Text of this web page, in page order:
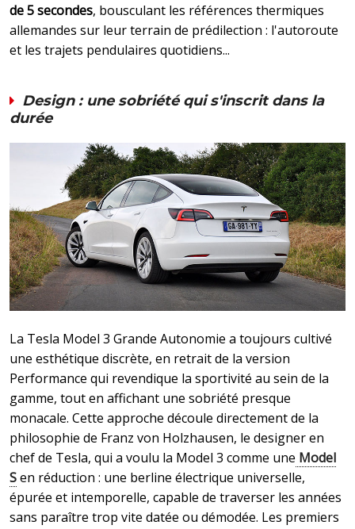
de 5 secondes, bousculant les références thermiques
allemandes sur leur terrain de prédilection : l'autoroute
et les trajets pendulaires quotidiens...
Design : une sobriété qui s'inscrit dans la
durée
La Tesla Model 3 Grande Autonomie a toujours cultivé
une esthétique discrète, en retrait de la version
Performance qui revendique la sportivité au sein de la
gamme, tout en affichant une sobriété presque
monacale. Cette approche découle directement de la
philosophie de Franz von Holzhausen, le designer en
chef de Tesla, qui a voulu la Model 3 comme une Model
Sen réduction : une berline électrique universelle,
épurée et intemporelle, capable de traverser les années
sans paraître trop vite datée ou démodée. Les premiers